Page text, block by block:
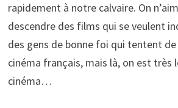
rapidement à notre calvaire. On
descendre des films qui se veulent
des gens de bonne foi qui tentent
cinéma français, mais là, on est très
cinéma…